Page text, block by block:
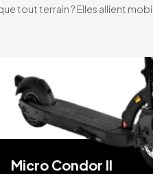
tout terrain ? Elles allient
Micro Condor II